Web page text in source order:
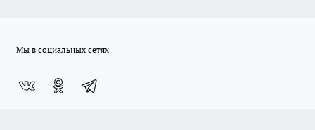
Мы в социальных сетях